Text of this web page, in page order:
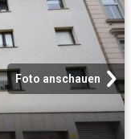
Foto anschauen